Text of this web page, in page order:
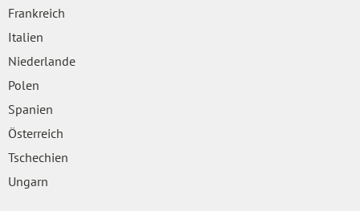
Frankreich
Italien
Niederlande
Polen
Spanien
Österreich
Tschechien
Ungarn